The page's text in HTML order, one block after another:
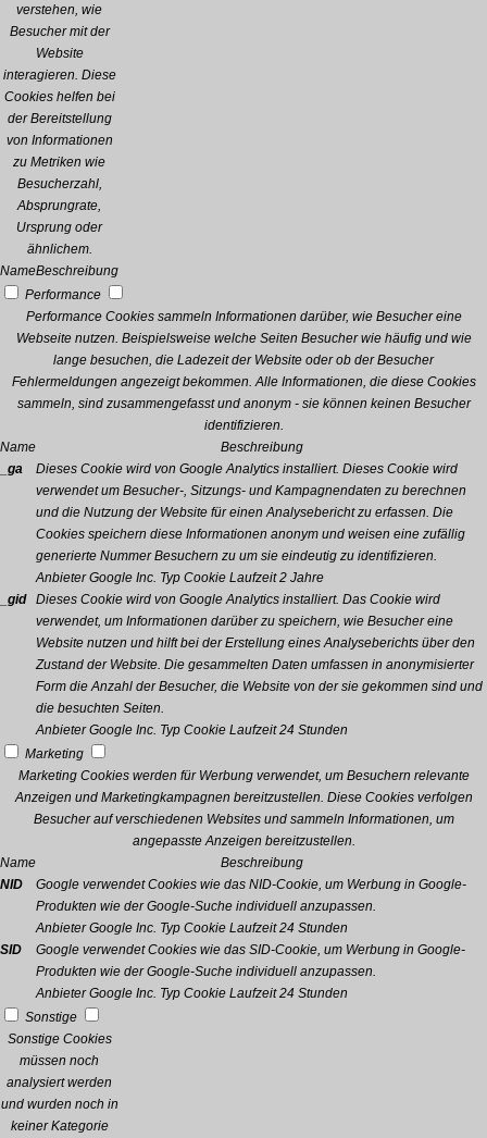
verstehen, wie
Besucher mit der
Website
interagieren. Diese
Cookies helfen bei
der Bereitstellung
von Informationen
zu Metriken wie
Besucherzahl,
Absprungrate,
Ursprung oder
ähnlichem.
NameBeschreibung
Performance
Performance Cookies sammeln Informationen darüber, wie Besucher eine
Webseite nutzen. Beispielsweise welche Seiten Besucher wie häufig und wie
lange besuchen, die Ladezeit der Website oder ob der Besucher
Fehlermeldungen angezeigt bekommen. Alle Informationen, die diese Cookies
sammeln, sind zusammengefasst und anonym - sie können keinen Besucher
identifizieren.
Name
Beschreibung
_ga
Dieses Cookie wird von Google Analytics installiert. Dieses Cookie wird
verwendet um Besucher-, Sitzungs- und Kampagnendaten zu berechnen
und die Nutzung der Website für einen Analysebericht zu erfassen. Die
Cookies speichern diese Informationen anonym und weisen eine zufällig
generierte Nummer Besuchern zu um sie eindeutig zu identifizieren.
Anbieter Google Inc. Typ Cookie Laufzeit 2 Jahre
_gid
Dieses Cookie wird von Google Analytics installiert. Das Cookie wird
verwendet, um Informationen darüber zu speichern, wie Besucher eine
Website nutzen und hilft bei der Erstellung eines Analyseberichts über den
Zustand der Website. Die gesammelten Daten umfassen in anonymisierter
Form die Anzahl der Besucher, die Website von der sie gekommen sind und
die besuchten Seiten.
Anbieter Google Inc. Typ Cookie Laufzeit 24 Stunden
Marketing
Marketing Cookies werden für Werbung verwendet, um Besuchern relevante
Anzeigen und Marketingkampagnen bereitzustellen. Diese Cookies verfolgen
Besucher auf verschiedenen Websites und sammeln Informationen, um
angepasste Anzeigen bereitzustellen.
Name
Beschreibung
NID
Google verwendet Cookies wie das NID-Cookie, um Werbung in Google-
Produkten wie der Google-Suche individuell anzupassen.
Anbieter Google Inc. Typ Cookie Laufzeit 24 Stunden
SID
Google verwendet Cookies wie das SID-Cookie, um Werbung in Google-
Produkten wie der Google-Suche individuell anzupassen.
Anbieter Google Inc. Typ Cookie Laufzeit 24 Stunden
Sonstige
Sonstige Cookies
müssen noch
analysiert werden
und wurden noch in
keiner Kategorie